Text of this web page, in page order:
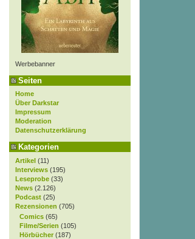
Werbebanner
Seiten
Home
Über Darkstar
Impressum
Moderation
Datenschutzerklärung
Kategorien
Artikel (11)
Interviews (195)
Leseprobe (33)
News (2.126)
Podcast (25)
Rezensionen (705)
Comics (65)
Filme/Serien (105)
Hörbücher (187)